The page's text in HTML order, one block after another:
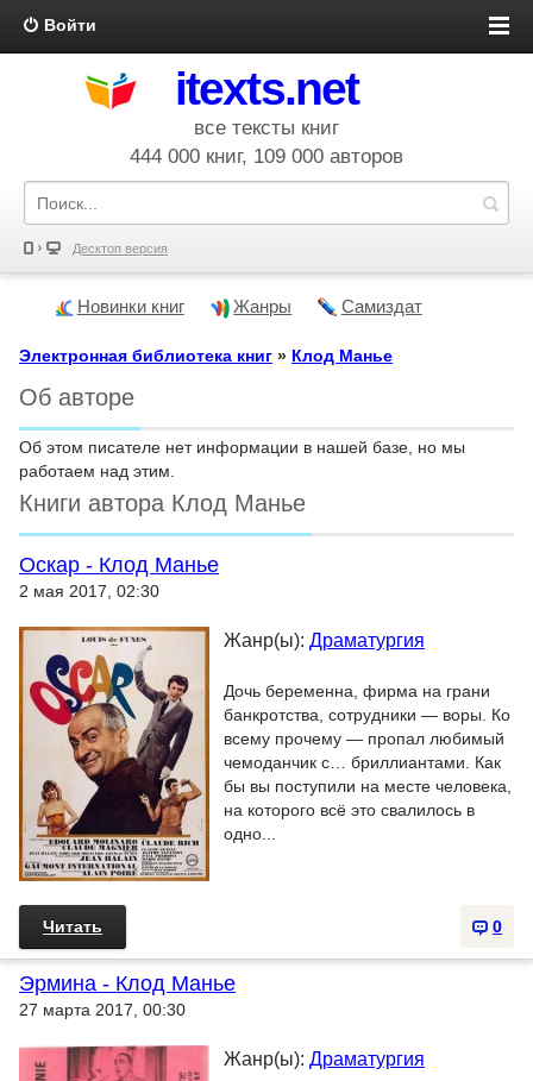
Войти
itexts.net
все тексты книг
444 000 книг, 109 000 авторов
Десктоп версия
Новинки книг Жанры Самиздат
Электронная библиотека книг » Клод Манье
Об авторе
Об этом писателе нет информации в нашей базе, но мы
работаем над этим.
Книги автора Клод Манье
Оскар - Клод Манье
2 мая 2017, 02:30
Жанр(ы): Драматургия
Дочь беременна, фирма на грани
банкротства, сотрудники — воры. Ко
всему прочему — пропал любимый
чемоданчик с… бриллиантами. Как
бы вы поступили на месте человека,
на которого всё это свалилось в
одно...
0
Читать
Эрмина - Клод Манье
27 марта 2017, 00:30
Жанр(ы): Драматургия